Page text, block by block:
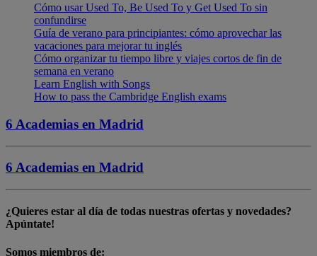
Cómo usar Used To, Be Used To y Get Used To sin
confundirse
Guía de verano para principiantes: cómo aprovechar las
vacaciones para mejorar tu inglés
Cómo organizar tu tiempo libre y viajes cortos de fin de
semana en verano
Learn English with Songs
How to pass the Cambridge English exams
6 Academias en Madrid
6 Academias en Madrid
¿Quieres estar al día de todas nuestras ofertas y novedades?
Apúntate!
Somos miembros de: